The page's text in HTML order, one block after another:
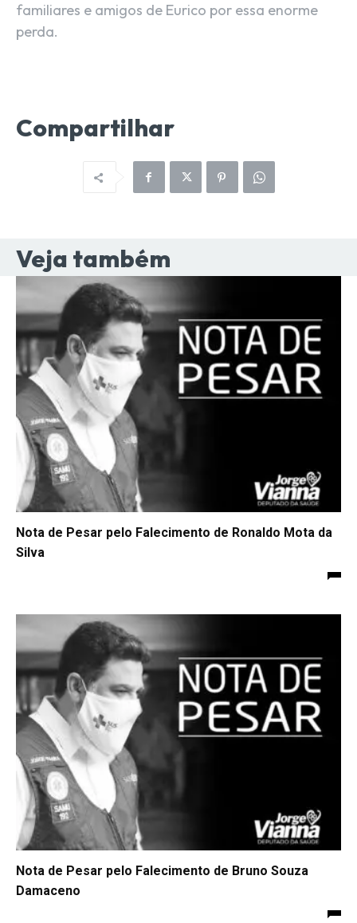
familiares e amigos de Eurico por essa enorme
perda.
Compartilhar
Veja também
Nota de Pesar pelo Falecimento de Ronaldo Mota da
Silva
Nota de Pesar pelo Falecimento de Bruno Souza
Damaceno